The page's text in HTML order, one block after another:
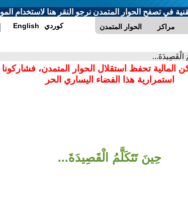
في تصفح الحوار المتمدن نرجو النقر هنا لاستخدام
الحوار المتمدن مراكز English كوردي
الْقَصِيدَةَ...
المالية تحفظ استقلال الحوار المتمدن،
استمرارية هذا الفضاء اليساري الحر
حِينَ تَتَكَلَّمُ الْقَصِيدَةَ...